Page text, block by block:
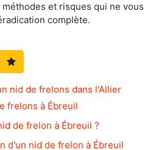
et risques qui ne vous
complète.
nid de frelons dans l'Allier
frelons à Ébreuil
de frelon à Ébreuil ?
d'un nid de frelon à Ébreuil